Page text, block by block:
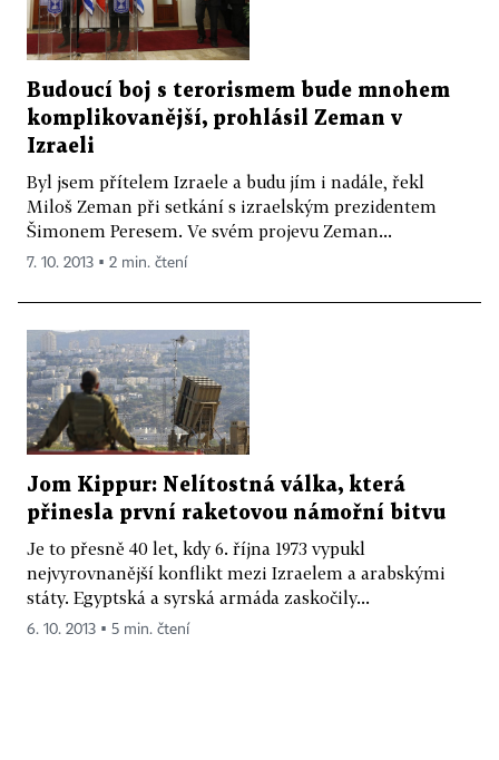
Budoucí boj s terorismem bude mnohem
komplikovanější, prohlásil Zeman v
Izraeli
Byl jsem přítelem Izraele a budu jím i nadále, řekl
Miloš Zeman při setkání s izraelským prezidentem
Šimonem Peresem. Ve svém projevu Zeman...
7. 10. 2013 ▪ 2 min. čtení
Jom Kippur: Nelítostná válka, která
přinesla první raketovou námořní bitvu
Je to přesně 40 let, kdy 6. října 1973 vypukl
nejvyrovnanější konflikt mezi Izraelem a arabskými
státy. Egyptská a syrská armáda zaskočily...
6. 10. 2013 ▪ 5 min. čtení